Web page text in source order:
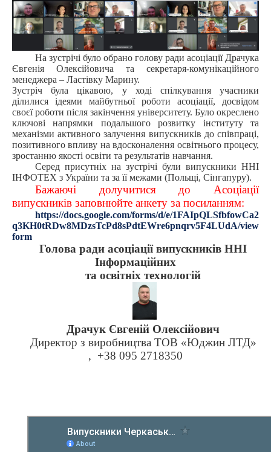
На зустрічі було обрано голову ради асоціації Драчука
Євгенія Олексійовича та секретаря-комунікаційного
менеджера – Ластівку Марину.
Зустріч була цікавою, у ході спілкування учасники
ділилися ідеями майбутньої роботи асоціації, досвідом
своєї роботи після закінчення університету. Було окреслено
ключові напрямки подальшого розвитку інституту та
механізми активного залучення випускників до співпраці,
позитивного впливу на вдосконалення освітнього процесу,
зростанню якості освіти та результатів навчання.
Серед присутніх на зустрічі були випускники ННІ
ІНФОТЕХ з України та за її межами (Польщі, Сінгапуру).
Бажаючі долучитися до Асоціації
випускників заповнюйте анкету за посиланням:
https://docs.google.com/forms/d/e/1FAIpQLSfbfowCa2
q3KH0tRDw8MDzsTcPd8sPdtEWre6pnqrv5F4LUdA/view
form
Голова ради асоціації випускників ННІ
Інформаційних
та освітніх технологій
Драчук Євгеній Олексійович
Директор з виробництва ТОВ «Юджин ЛТД»
, +38 095 2718350